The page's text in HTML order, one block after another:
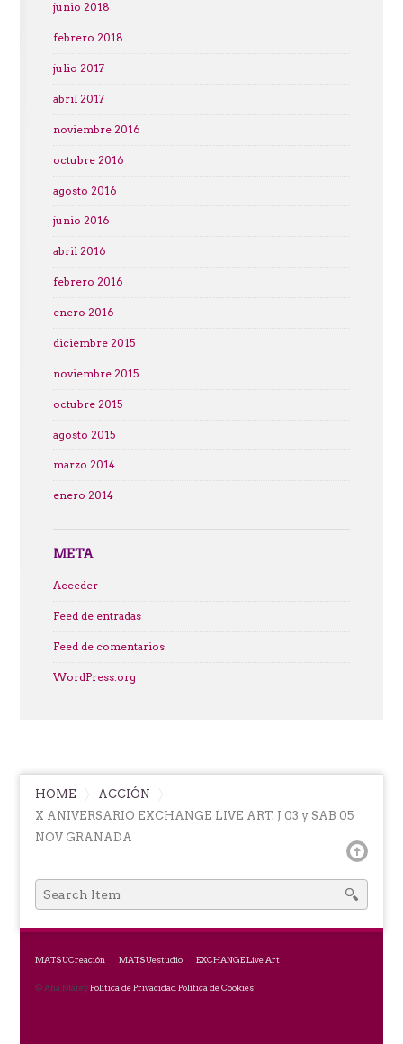
junio 2018
febrero 2018
julio 2017
abril 2017
noviembre 2016
octubre 2016
agosto 2016
junio 2016
abril 2016
febrero 2016
enero 2016
diciembre 2015
noviembre 2015
octubre 2015
agosto 2015
marzo 2014
enero 2014
META
Acceder
Feed de entradas
Feed de comentarios
WordPress.org
HOME
ACCIÓN
X ANIVERSARIO EXCHANGE LIVE ART. J 03 y SAB 05
NOV GRANADA
SEARCH
FOR:
MATSUCreación MATSUestudio EXCHANGE Live Art
© Ana MateyPolítica de Privacidad Política de Cookies